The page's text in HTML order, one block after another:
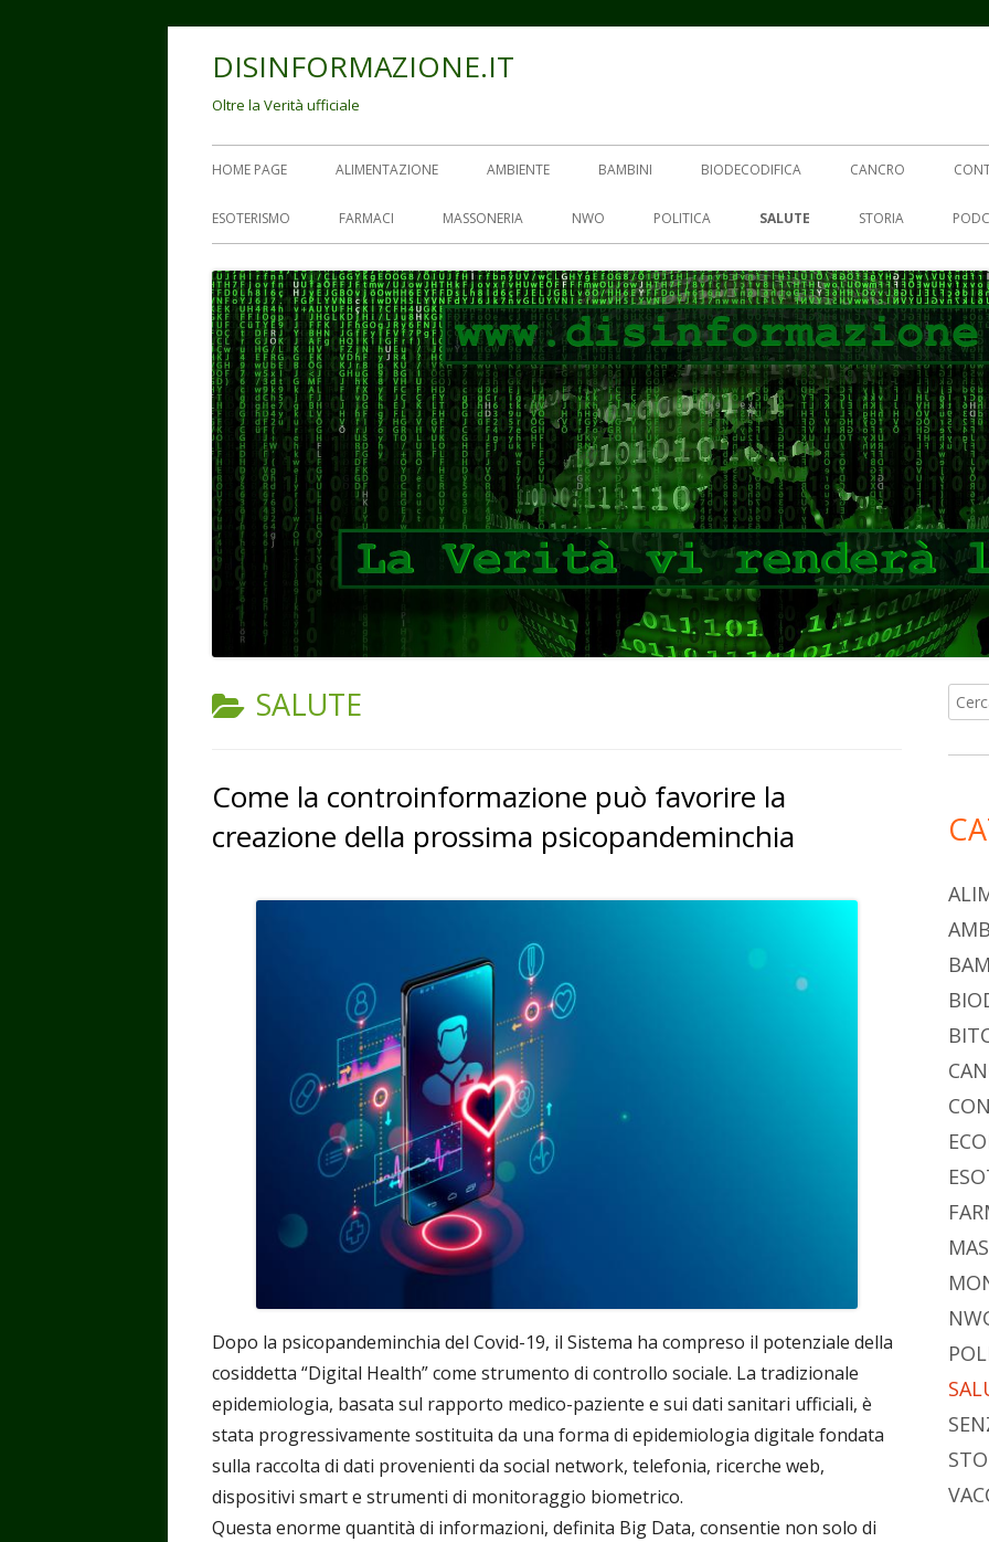
DISINFORMAZIONE.IT
Oltre la Verità ufficiale
Menu
principale
HOME PAGE ALIMENTAZIONE AMBIENTE BAMBINI BIODECODIFICA CANCRO
ESOTERISMO FARMACI MASSONERIA NWO POLITICA SALUTE STORIA
CATEGORIA:
SALUTE
Come la controinformazione può favorire la
creazione della prossima psicopandeminchia
Dopo la psicopandeminchia del Covid-19, il Sistema ha compreso il potenziale della
cosiddetta “Digital Health” come strumento di controllo sociale. La tradizionale
epidemiologia, basata sul rapporto medico-paziente e sui dati sanitari ufficiali, è
stata progressivamente sostituita da una forma di epidemiologia digitale fondata
sulla raccolta di dati provenienti da social network, telefonia, ricerche web,
dispositivi smart e strumenti di monitoraggio biometrico.
Questa enorme quantità di informazioni, definita Big Data, consentie non solo di
per: